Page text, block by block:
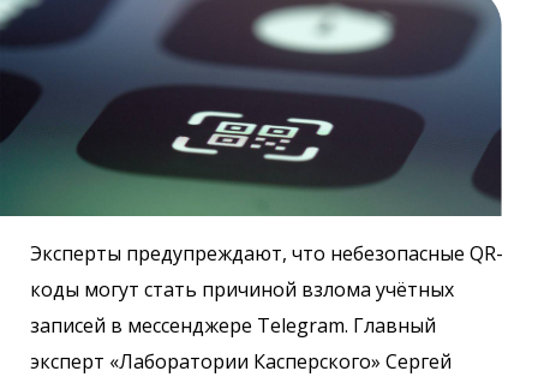
Эксперты предупреждают, что небезопасные QR-
коды могут стать причиной взлома учётных
записей в мессенджере Telegram. Главный
эксперт «Лаборатории Касперского» Сергей